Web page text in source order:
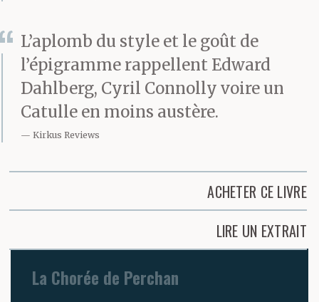
L’aplomb du style et le goût de
l’épigramme rappellent Edward
Dahlberg, Cyril Connolly voire un
Catulle en moins austère.
Kirkus Reviews
ACHETER CE LIVRE
LIRE UN EXTRAIT
La Chorée de Perchan